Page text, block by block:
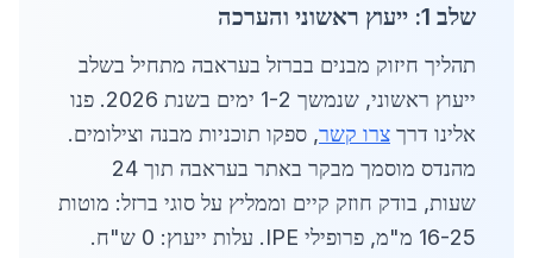
שלב 1: ייעוץ ראשוני והערכה
תהליך חיזוק מבנים בברזל בעראבה מתחיל בשלב
ייעוץ ראשוני, שנמשך 1-2 ימים בשנת 2026. פנו
אלינו דרך צרו קשר, ספקו תוכניות מבנה וצילומים.
מהנדס מוסמך מבקר באתר בעראבה תוך 24
שעות, בודק חוזק קיים וממליץ על סוגי ברזל: מוטות
16-25 מ"מ, פרופילי IPE. עלות ייעוץ: 0 ש"ח.